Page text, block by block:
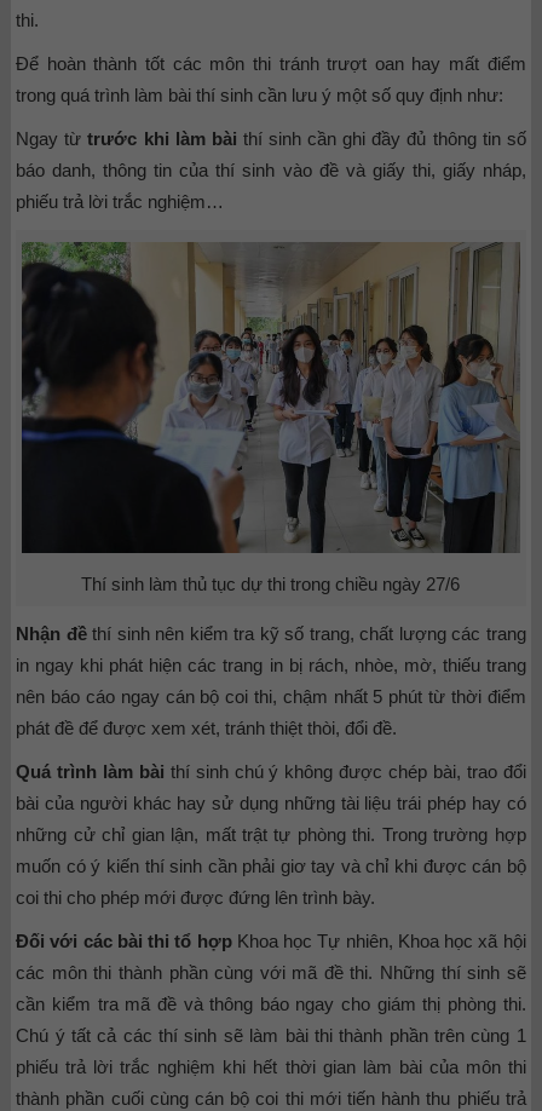
thi.
Để hoàn thành tốt các môn thi tránh trượt oan hay mất điểm
trong quá trình làm bài thí sinh cần lưu ý một số quy định như:
Ngay từtrước khi làm bài thí sinh cần ghi đầy đủ thông tin số
báo danh, thông tin của thí sinh vào đề và giấy thi, giấy nháp,
phiếu trả lời trắc nghiệm…
Thí sinh làm thủ tục dự thi trong chiều ngày 27/6
Nhận đềthí sinh nên kiểm tra kỹ số trang, chất lượng các trang
in ngay khi phát hiện các trang in bị rách, nhòe, mờ, thiếu trang
nên báo cáo ngay cán bộ coi thi, chậm nhất 5 phút từ thời điểm
phát đề để được xem xét, tránh thiệt thòi, đổi đề.
Quá trình làm bài thí sinh chú ý không được chép bài, trao đổi
bài của người khác hay sử dụng những tài liệu trái phép hay có
những cử chỉ gian lận, mất trật tự phòng thi. Trong trường hợp
muốn có ý kiến thí sinh cần phải giơ tay và chỉ khi được cán bộ
coi thi cho phép mới được đứng lên trình bày.
Đối với các bài thi tổ hợpKhoa học Tự nhiên, Khoa học xã hội
các môn thi thành phần cùng với mã đề thi. Những thí sinh sẽ
cần kiểm tra mã đề và thông báo ngay cho giám thị phòng thi.
Chú ý tất cả các thí sinh sẽ làm bài thi thành phần trên cùng 1
phiếu trả lời trắc nghiệm khi hết thời gian làm bài của môn thi
thành phần cuối cùng cán bộ coi thi mới tiến hành thu phiếu trả